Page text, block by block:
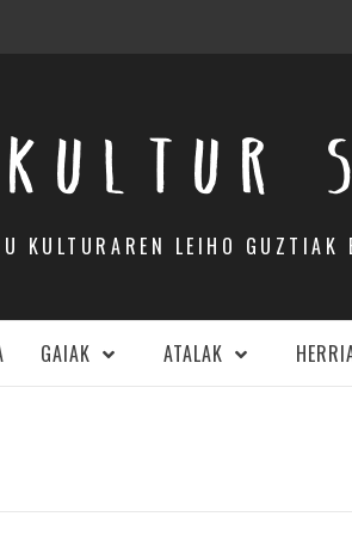
KULTUR
KULTURAREN LEIHO GUZTIAK
GAIAK ATALAK